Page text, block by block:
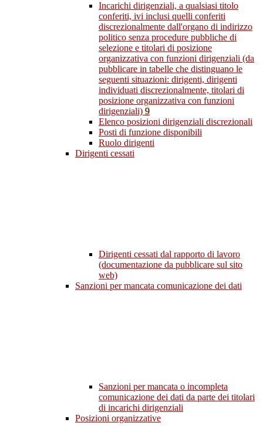
Incarichi dirigenziali, a qualsiasi titolo
conferiti, ivi inclusi quelli conferiti
discrezionalmente dall'organo di indirizzo
politico senza procedure pubbliche di
selezione e titolari di posizione
organizzativa con funzioni dirigenziali (da
pubblicare in tabelle che distinguano le
seguenti situazioni: dirigenti, dirigenti
individuati discrezionalmente, titolari di
posizione organizzativa con funzioni
dirigenziali) 9
Elenco posizioni dirigenziali discrezionali
Posti di funzione disponibili
Ruolo dirigenti
Dirigenti cessati
Dirigenti cessati dal rapporto di lavoro
(documentazione da pubblicare sul sito
web)
Sanzioni per mancata comunicazione dei dati
Sanzioni per mancata o incompleta
comunicazione dei dati da parte dei titolari
di incarichi dirigenziali
Posizioni organizzative